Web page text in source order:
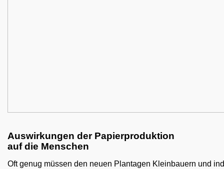
Auswirkungen der Papierproduktion
auf die Menschen
Oft genug müssen den neuen Plantagen Kleinbauern und